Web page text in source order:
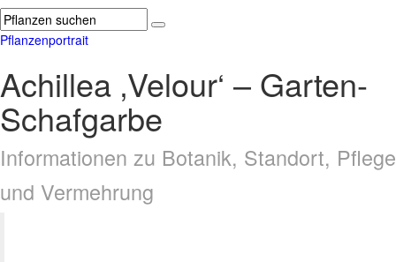
Pflanzenportrait
Achillea ‚Velour‘ – Garten-
Schafgarbe
Informationen zu Botanik, Standort, Pflege
und Vermehrung